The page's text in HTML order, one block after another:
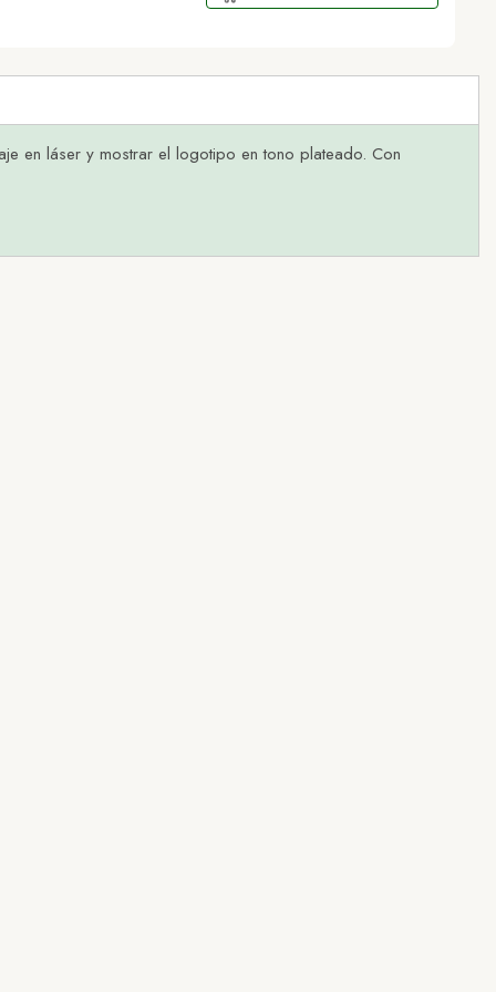
en láser y mostrar el logotipo en tono plateado. Con